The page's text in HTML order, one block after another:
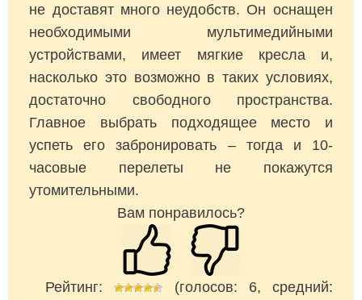
не доставят много неудобств. Он оснащен
необходимыми мультимедийными
устройствами, имеет мягкие кресла и,
насколько это возможно в таких условиях,
достаточно свободного пространства.
Главное выбрать подходящее место и
успеть его забронировать – тогда и 10-
часовые перелеты не покажутся
утомительными.
Вам понравилось?
Рейтинг: (голосов: 6, средний: